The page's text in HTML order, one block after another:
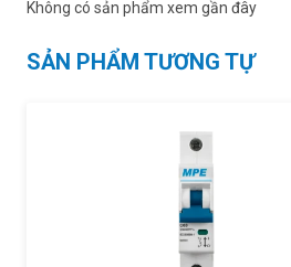
Không có sản phẩm xem gần đây
SẢN PHẨM TƯƠNG TỰ